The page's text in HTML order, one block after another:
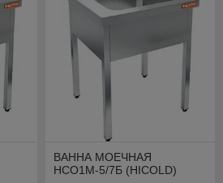
ВАННА МОЕЧНАЯ
НСО1М-5/7Б (HICOLD)